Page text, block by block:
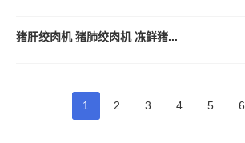
猪肝绞肉机 猪肺绞肉机 冻鲜猪...
1 2 3 4 5 6